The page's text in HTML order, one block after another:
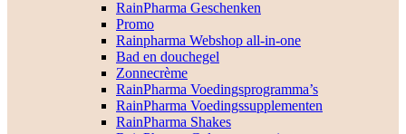
RainPharma Geschenken
Promo
Rainpharma Webshop all-in-one
Bad en douchegel
Zonnecrème
RainPharma Voedingsprogramma’s
RainPharma Voedingssupplementen
RainPharma Shakes